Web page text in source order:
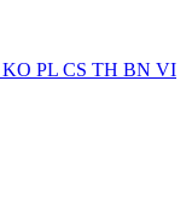
KO PL CS TH BN VI